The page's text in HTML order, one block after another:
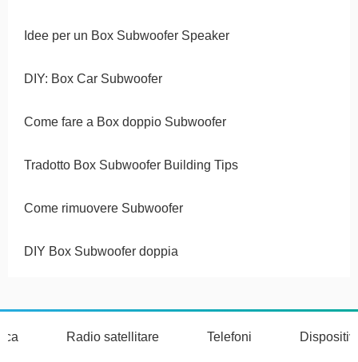
Idee per un Box Subwoofer Speaker
DIY: Box Car Subwoofer
Come fare a Box doppio Subwoofer
Tradotto Box Subwoofer Building Tips
Come rimuovere Subwoofer
DIY Box Subwoofer doppia
Radio satellitare Telefoni